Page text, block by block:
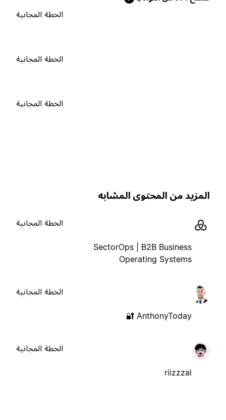
الخطة المجانية
الخطة المجانية
الخطة المجانية
من المحتوى المشابه
SectorOps | B2B Business
Operating Systems
الخطة المجانية
AnthonyToday 🔐
الخطة المجانية
riizzzal
الخطة المجانية